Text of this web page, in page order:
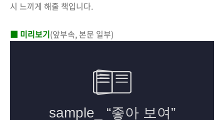
시 느끼게 해줄 책입니다.
■ 미리보기(앞부속, 본문 일부)